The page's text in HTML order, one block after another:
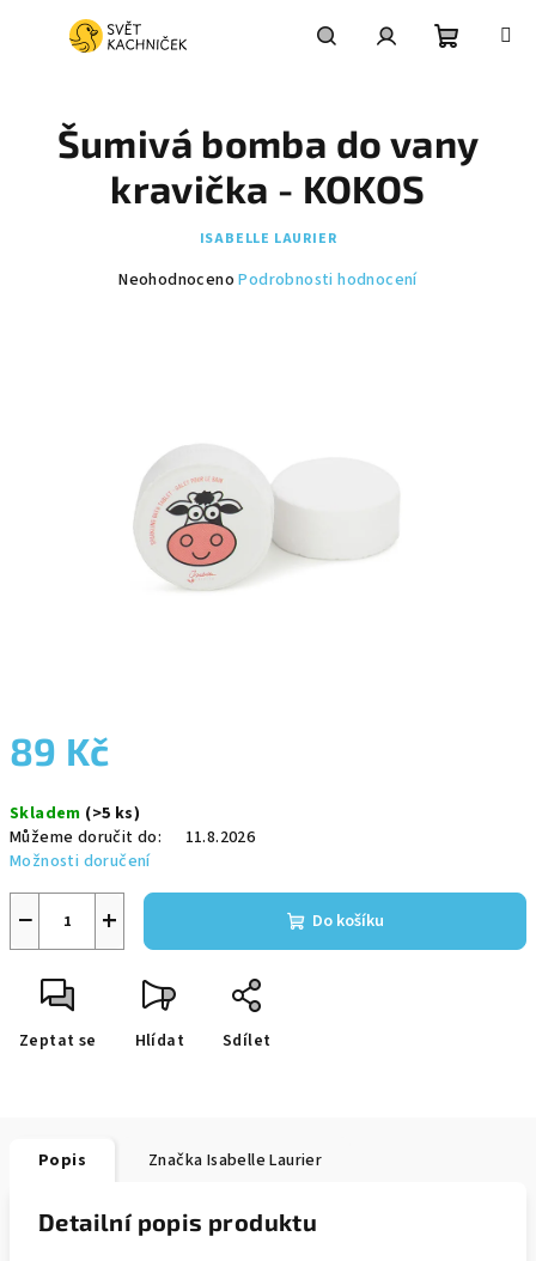
košík
89 Kč
cena:
Skladem (>5 ks)
Můžeme doručit do:
11.8.2026
Možnosti doručení
+
− Do košíku
Zeptat se Hlídat Sdílet
Šumivá bomba do vany
kravička - KOKOS
ISABELLE LAURIER
Průměrné
hvězdiček.
Neohodnoceno Podrobnosti hodnocení
Popis Značka Isabelle Laurier
Detailní popis produktu